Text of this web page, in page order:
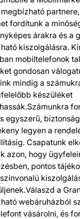
fordítunk a
árakra és a
kiszolgálásra.
mobiltelefonok
gondosan
mindig a
készüléket
egyszerű,
legyen a
Csapatunk
azon, hogy
pontos
a
webáruházból
vásárolni, és